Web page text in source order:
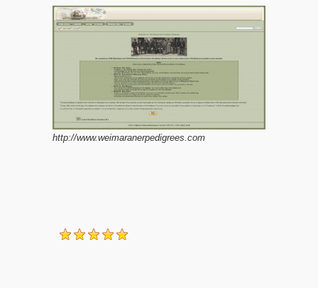
http://www.weimaranerpedigrees.com